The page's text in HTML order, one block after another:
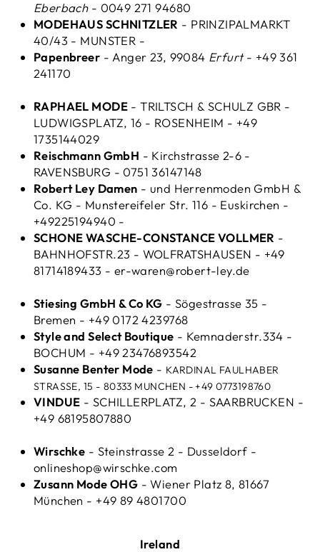
Eberbach- 0049 271 94680
MODEHAUS SCHNITZLER - PRINZIPALMARKT
40/43 - MUNSTER -
Papenbreer - Anger 23, 99084 Erfurt- +49 361
241170
RAPHAEL MODE- TRILTSCH & SCHULZ GBR -
LUDWIGSPLATZ, 16 - ROSENHEIM - +49
1735144029
Reischmann GmbH - Kirchstrasse 2-6 -
RAVENSBURG - 0751 36147148
Robert Ley Damen - und Herrenmoden GmbH &
Co. KG - Munstereifeler Str. 116 - Euskirchen -
+49225194940 -
SCHONE WASCHE-CONSTANCE VOLLMER -
BAHNHOFSTR.23 - WOLFRATSHAUSEN - +49
81714189433 - er-waren@robert-ley.de
Stiesing GmbH & Co KG - Sögestrasse 35 -
Bremen - +49 0172 4239768
Style and Select Boutique - Kemnaderstr.334 -
BOCHUM - +49 23476893542
Susanne Benter Mode - KARDINAL FAULHABER
STRASSE, 15 - 80333 MUNCHEN - +49 0773198760
VINDUE - SCHILLERPLATZ, 2 - SAARBRUCKEN -
+49 68195807880
Wirschke - Steinstrasse 2 - Dusseldorf -
onlineshop@wirschke.com
Zusann Mode OHG - Wiener Platz 8, 81667
München - +49 89 4801700
Ireland